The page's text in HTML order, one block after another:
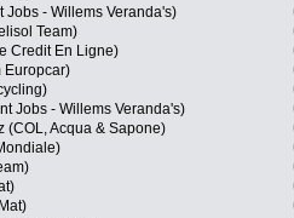
Jobs - Willems Veranda's)
Team)
Credit En Ligne)
Europcar)
Jobs - Willems Veranda's)
(COL, Acqua & Sapone)